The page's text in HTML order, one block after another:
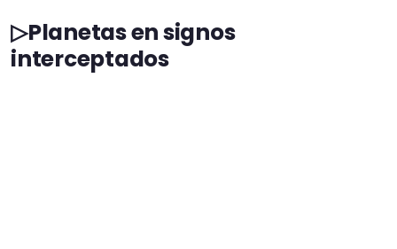
▷Planetas en signos
interceptados